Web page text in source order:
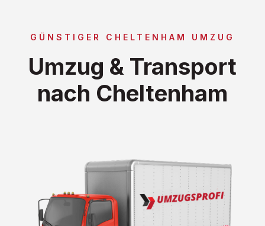
GÜNSTIGER CHELTENHAM UMZUG
Umzug & Transport
nach Cheltenham